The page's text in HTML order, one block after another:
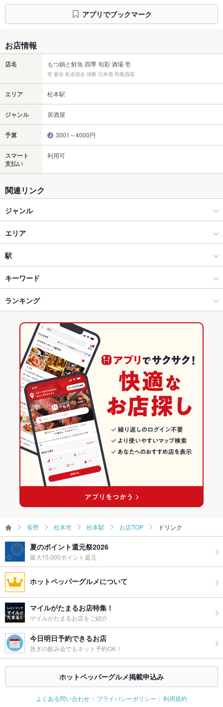
アプリでブックマーク
お店情報
店名 もつ鍋と鮮魚 四季 旬彩 酒場 壱
壱 宴会 歓送迎会 焼酎 日本酒 和風酒場
エリア 松本駅
ジャンル 居酒屋
予算 3001～4000円
スマート
支払い
利用可
関連リンク
ジャンル
居酒屋
和風
松本市 × 居酒屋
松本市 × 和風
松本駅 × 居酒屋
松本駅 × 和風
ダイニングバー・バル
和風・創作
松本市 × ダイニングバー・バル
松本市 × 和風・創作
松本駅 × ダイニングバー・バル
松本駅 × 和風・創作
エリア
松本駅
松本駅 × 居酒屋
松本駅 × 和風
松本駅 × ダイニングバー・バル
松本駅 × 和風・創作
長野 × 居酒屋
長野 × 和風
長野 × ダイニングバー・バル
長野 × 和風・創作
駅
松本駅
南松本駅
キーワード
卵焼き からあげ
マルゲリータ ジンギスカン フレンチトースト
わさび丼
ランキング
長野のグルメランキング
長野の居酒屋ランキング
松本市のグルメランキング
松本市の居酒屋ランキング
松本駅のグルメランキング
松本駅の居酒屋ランキング
長野 松本市 松本駅 お店TOP ドリンク
夏のポイント還元祭2026
最大15,000ポイント還元
ホットペッパーグルメについて
マイルがたまるお店特集！
マイルがたまるお店をご紹介
今日明日予約できるお店
急ぎの飲み会でもネット予約OK！
ホットペッパーグルメ掲載申込み
よくある問い合わせ プライバシーポリシー 利用規約